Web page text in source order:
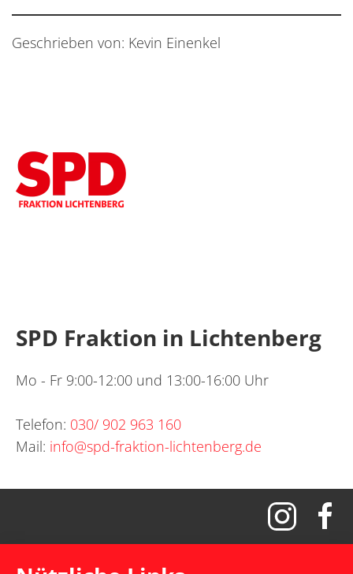
Geschrieben von: Kevin Einenkel
SPD Fraktion in Lichtenberg
Mo - Fr 9:00-12:00 und 13:00-16:00 Uhr
Telefon: 030/ 902 963 160
Mail: info@spd-fraktion-lichtenberg.de